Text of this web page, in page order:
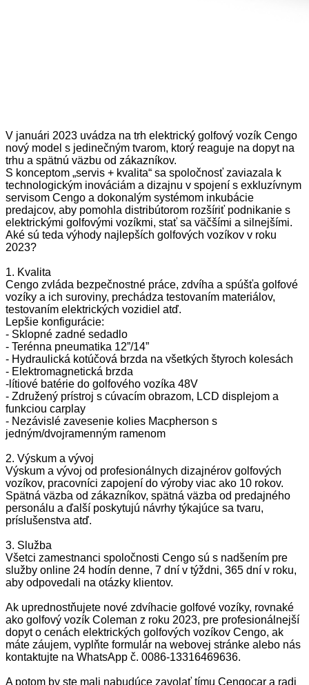
V januári 2023 uvádza na trh elektrický golfový vozík Cengo
nový model s jedinečným tvarom, ktorý reaguje na dopyt na
trhu a spätnú väzbu od zákazníkov.
S konceptom „servis + kvalita“ sa spoločnosť zaviazala k
technologickým inováciám a dizajnu v spojení s exkluzívnym
servisom Cengo a dokonalým systémom inkubácie
predajcov, aby pomohla distribútorom rozšíriť podnikanie s
elektrickými golfovými vozíkmi, stať sa väčšími a silnejšími.
Aké sú teda výhody najlepších golfových vozíkov v roku
2023?
1. Kvalita
Cengo zvláda bezpečnostné práce, zdvíha a spúšťa golfové
vozíky a ich suroviny, prechádza testovaním materiálov,
testovaním elektrických vozidiel atď.
Lepšie konfigurácie:
- Sklopné zadné sedadlo
- Terénna pneumatika 12”/14”
- Hydraulická kotúčová brzda na všetkých štyroch kolesách
- Elektromagnetická brzda
-lítiové batérie do golfového vozíka 48V
- Združený prístroj s cúvacím obrazom, LCD displejom a
funkciou carplay
- Nezávislé zavesenie kolies Macpherson s
jedným/dvojramenným ramenom
2. Výskum a vývoj
Výskum a vývoj od profesionálnych dizajnérov golfových
vozíkov, pracovníci zapojení do výroby viac ako 10 rokov.
Spätná väzba od zákazníkov, spätná väzba od predajného
personálu a ďalší poskytujú návrhy týkajúce sa tvaru,
príslušenstva atď.
3. Služba
Všetci zamestnanci spoločnosti Cengo sú s nadšením pre
služby online 24 hodín denne, 7 dní v týždni, 365 dní v roku,
aby odpovedali na otázky klientov.
Ak uprednostňujete nové zdvíhacie golfové vozíky, rovnaké
ako golfový vozík Coleman z roku 2023, pre profesionálnejší
dopyt o cenách elektrických golfových vozíkov Cengo, ak
máte záujem, vyplňte formulár na webovej stránke alebo nás
kontaktujte na WhatsApp č. 0086-13316469636.
A potom by ste mali nabudúce zavolať tímu Cengocar a radi